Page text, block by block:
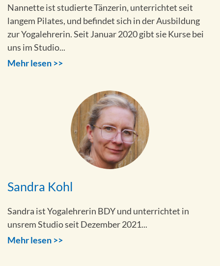
Nannette ist studierte Tänzerin, unterrichtet seit
langem Pilates, und befindet sich in der Ausbildung
zur Yogalehrerin. Seit Januar 2020 gibt sie Kurse bei
uns im Studio...
Mehr lesen >>
Sandra Kohl
Sandra ist Yogalehrerin BDY und unterrichtet in
unsrem Studio seit Dezember 2021...
Mehr lesen >>